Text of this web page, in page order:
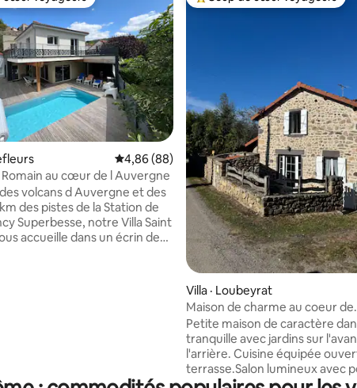
sur 5, 33 commentaires
cœur voyageurs
Note moyenne de 4,86 sur 5, 88
4,86 (88)
Romain au cœur de l Auvergne
volcans d Auvergne et des
des pistes de la Station de
Superbesse, notre Villa Saint
accueille dans un écrin de
Coup de cœur voyageurs
Villa · Loubeyrat
Maison de charme au coeur de
l'Auvergne
Petite maison de caractère
tranquille avec jardins sur
l'arrière. Cuisine équipée
terrasse.Salon lumineux avec
bois. 1 chambre avec 1 lit 140,